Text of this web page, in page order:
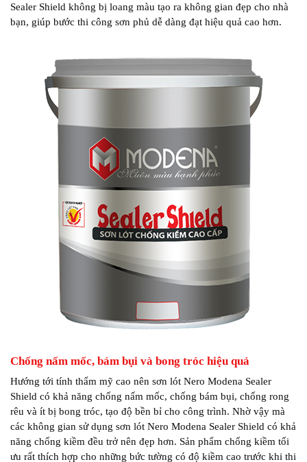
Sealer Shield không bị loang màu tạo ra không gian đẹp cho nhà
bạn, giúp bước thi công sơn phủ dễ dàng đạt hiệu quả cao hơn.
Chống nấm mốc, bám bụi và bong tróc hiệu quả
Hướng tới tính thẩm mỹ cao nên sơn lót Nero Modena Sealer
Shield có khả năng chống nấm mốc, chống bám bụi, chống rong
rêu và ít bị bong tróc, tạo độ bền bỉ cho công trình. Nhờ vậy mà
các không gian sử dụng sơn lót Nero Modena Sealer Shield có khả
năng chống kiềm đều trở nên đẹp hơn. Sản phẩm chống kiềm tối
ưu rất thích hợp cho những bức tường có độ kiềm cao trước khi thi